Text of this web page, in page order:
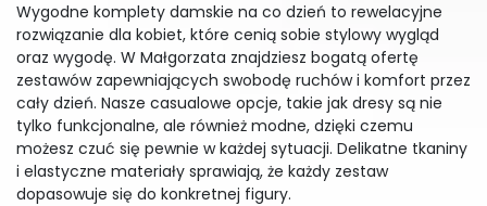
Wygodne komplety damskie na co dzień to rewelacyjne
rozwiązanie dla kobiet, które cenią sobie stylowy wygląd
oraz wygodę. W Małgorzata znajdziesz bogatą ofertę
zestawów zapewniających swobodę ruchów i komfort przez
cały dzień. Nasze casualowe opcje, takie jak dresy są nie
tylko funkcjonalne, ale również modne, dzięki czemu
możesz czuć się pewnie w każdej sytuacji. Delikatne tkaniny
i elastyczne materiały sprawiają, że każdy zestaw
dopasowuje się do konkretnej figury.